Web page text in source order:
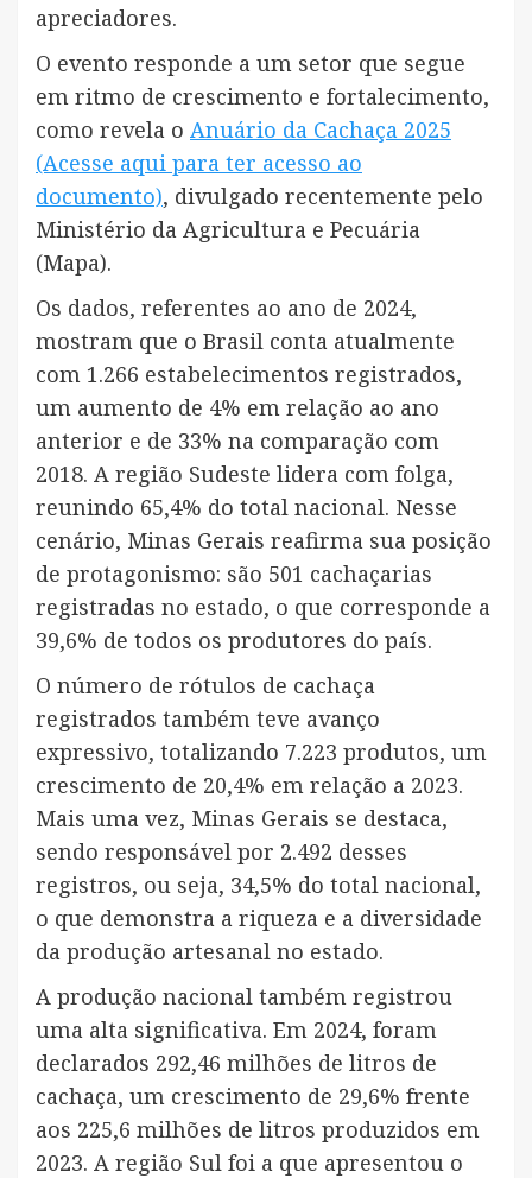
apreciadores.
O evento responde a um setor que segue
em ritmo de crescimento e fortalecimento,
como revela o Anuário da Cachaça 2025
(Acesse aqui para ter acesso ao
documento), divulgado recentemente pelo
Ministério da Agricultura e Pecuária
(Mapa).
Os dados, referentes ao ano de 2024,
mostram que o Brasil conta atualmente
com 1.266 estabelecimentos registrados,
um aumento de 4% em relação ao ano
anterior e de 33% na comparação com
2018. A região Sudeste lidera com folga,
reunindo 65,4% do total nacional. Nesse
cenário, Minas Gerais reafirma sua posição
de protagonismo: são 501 cachaçarias
registradas no estado, o que corresponde a
39,6% de todos os produtores do país.
O número de rótulos de cachaça
registrados também teve avanço
expressivo, totalizando 7.223 produtos, um
crescimento de 20,4% em relação a 2023.
Mais uma vez, Minas Gerais se destaca,
sendo responsável por 2.492 desses
registros, ou seja, 34,5% do total nacional,
o que demonstra a riqueza e a diversidade
da produção artesanal no estado.
A produção nacional também registrou
uma alta significativa. Em 2024, foram
declarados 292,46 milhões de litros de
cachaça, um crescimento de 29,6% frente
aos 225,6 milhões de litros produzidos em
2023. A região Sul foi a que apresentou o